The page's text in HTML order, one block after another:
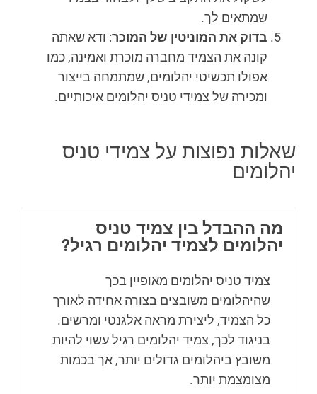
שמתאים לך.
בדוק את המוניטין של המוכר: ודא שאתה
קונה את הצמיד מחברה מוכרת ואמינה, כמו
אפולו תכשיטי יהלומים, שמתמחה בייצור
ומכירה של צמידי טניס יהלומים איכותיים.
שאלות נפוצות על צמידי טניס
יהלומים
מה ההבדל בין צמיד טניס
יהלומים לצמיד יהלומים רגיל?
צמיד טניס יהלומים מאופיין בכך
שהיהלומים משובצים בצורה אחידה לאורך
כל הצמיד, ליצירת מראה אלגנטי ומרשים.
בניגוד לכך, צמיד יהלומים רגיל עשוי להיות
משובץ ביהלומים גדולים יותר, אך בכמות
מצומצמת יותר.